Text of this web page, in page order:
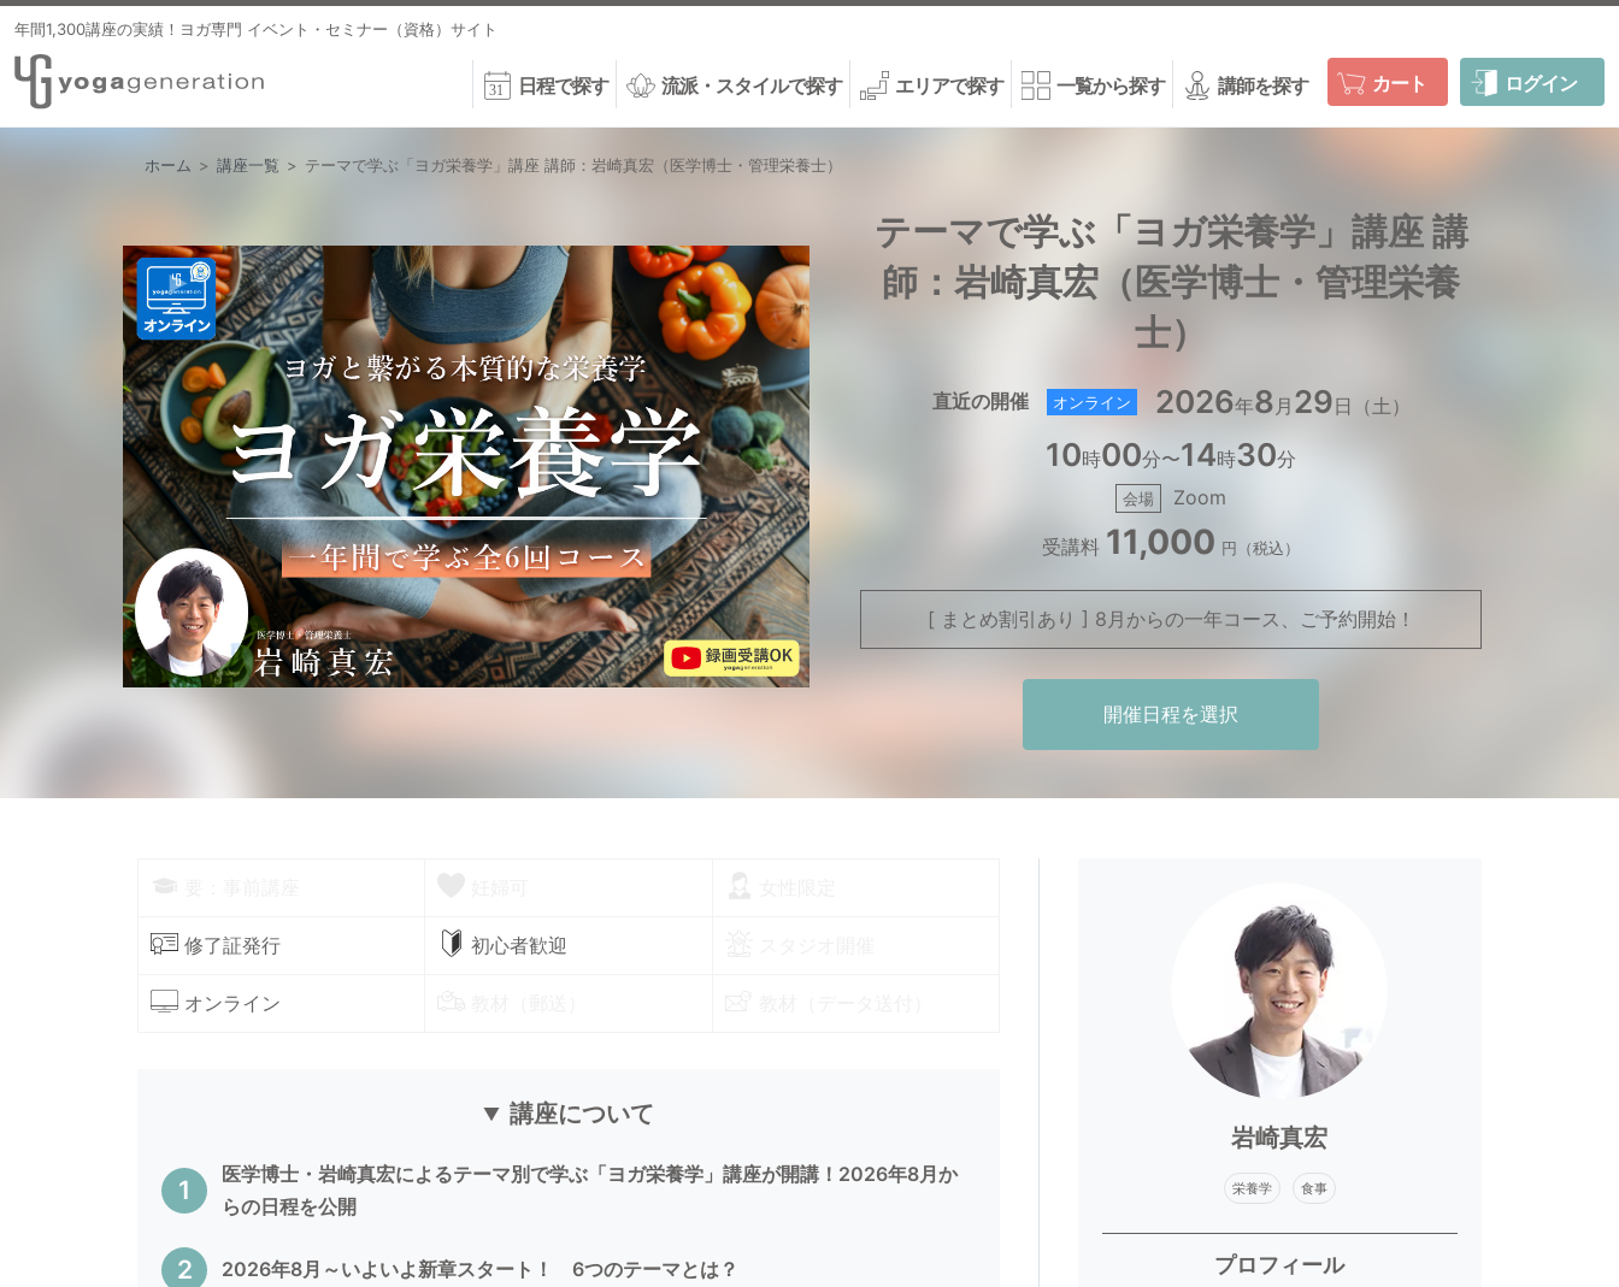
年間1,300講座の実績！ヨガ専門 イベント・セミナー（資格）サイト
日程で探す 流派・スタイルで探す エリアで探す 一覧から探す 講師を探す カート ログイン
ホーム > 講座一覧 > テーマで学ぶ「ヨガ栄養学」講座 講師：岩崎真宏（医学博士・管理栄養士）
テーマで学ぶ「ヨガ栄養学」講座 講
師：岩崎真宏（医学博士・管理栄養
士）
直近の開催 オンライン 2026年8 月 29日（土）
10時00分〜14時30分
会場 Zoom
受講料 11,000 円（税込）
[ まとめ割引あり ] 8月からの一年コース、ご予約開始！
開催日程を選択
修了証発行 初心者歓迎
オンライン
講座について
医学博士・岩崎真宏によるテーマ別で学ぶ「ヨガ栄養学」講座が開講！2026年8月か
らの日程を公開
2026年8月～いよいよ新章スタート！ 6つのテーマとは？
岩崎真宏
栄養学 食事
プロフィール